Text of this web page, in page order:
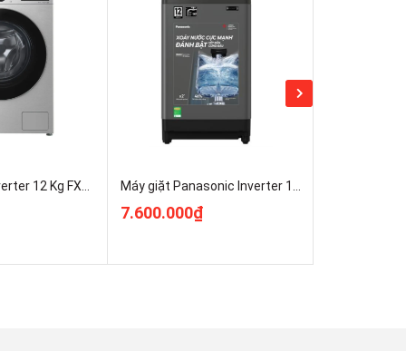
Máy Giặt LG Inverter 12 Kg FX1412N5S Mới 100% Máy giặt Panasonic Inverter 10 kg NA-FJ100X1DV Kho Điện Máy Pro
7.600.000₫